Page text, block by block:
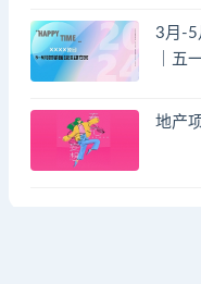
3月-5
｜五
地产